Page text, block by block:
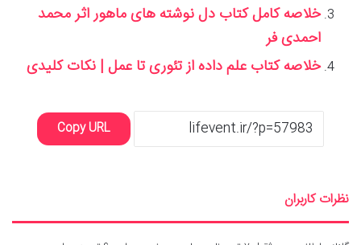
خلاصه کامل کتاب دل نوشته های ماهور اثر محمد
احمدی فر
خلاصه کتاب علم داده از تئوری تا عمل | نکات کلیدی
Copy URL
نظرات کاربران